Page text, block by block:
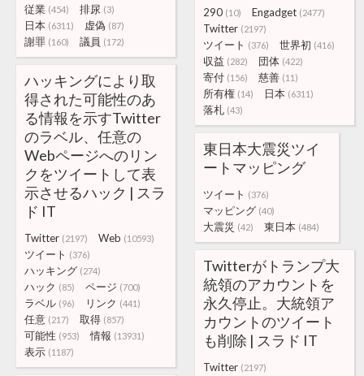
従業 (454) 排尿 (3)
日本 (6311) 虚偽 (87)
謝罪 (160) 議員 (172)
290 (10) Engadget (2477)
Twitter (2197)
ツイート (376) 世界初 (416)
収益 (282) 団体 (422)
寄付 (156) 慈善 (11)
所有権 (14) 日本 (6311)
落札 (43)
ハッキングにより取
得された可能性のあ
る情報を示すTwitter
のラベル、任意の
Webページへのリン
クをツイートして表
示させるハック | スラ
ド IT
Twitter (2197) Web (10593)
ツイート (376)
ハッキング (274)
ハック (85) ページ (700)
ラベル (96) リンク (441)
任意 (217) 取得 (857)
可能性 (953) 情報 (13931)
表示 (1187)
東日本大震災ツイ
ートマッピング
ツイート (376)
マッピング (40)
大震災 (42) 東日本 (484)
Twitterがトランプ大
統領のアカウントを
永久停止。大統領ア
カウントのツイート
も削除 | スラド IT
Twitter (2197)